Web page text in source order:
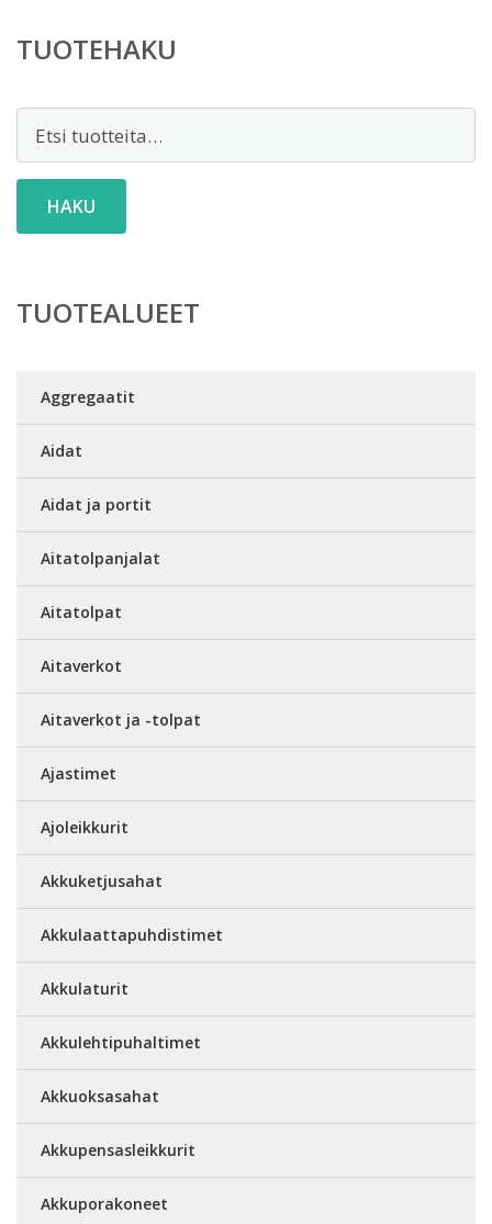
TUOTEHAKU
HAKU
TUOTEALUEET
Aggregaatit
Aidat
Aidat ja portit
Aitatolpanjalat
Aitatolpat
Aitaverkot
Aitaverkot ja -tolpat
Ajastimet
Ajoleikkurit
Akkuketjusahat
Akkulaattapuhdistimet
Akkulaturit
Akkulehtipuhaltimet
Akkuoksasahat
Akkupensasleikkurit
Akkuporakoneet